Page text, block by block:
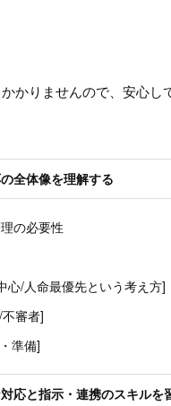
かりませんので、安心し
全体像を理解する
の必要性
心/人命最優先という考え方]
審者]
準備]
応と指示・連携のスキルを